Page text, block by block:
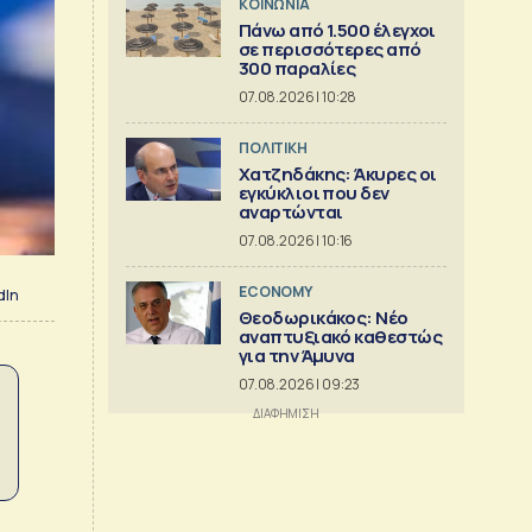
ΚΟΙΝΩΝΙΑ
Πάνω από 1.500 έλεγχοι
σε περισσότερες από
300 παραλίες
07.08.2026 | 10:28
ΠΟΛΙΤΙΚΗ
Χατζηδάκης: Άκυρες οι
εγκύκλιοι που δεν
αναρτώνται
07.08.2026 | 10:16
ECONOMY
Θεοδωρικάκος: Νέο
αναπτυξιακό καθεστώς
για την Άμυνα
07.08.2026 | 09:23